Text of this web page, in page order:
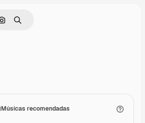
Pesquisar por imagem
Buscar
Músicas recomendadas